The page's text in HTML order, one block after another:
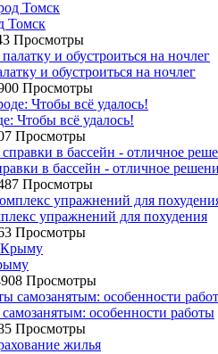
Томск
Просмотры
и обустроиться на ночлег
Просмотры
Чтобы всё удалось!
Просмотры
в бассейн - отличное
Просмотры
упражнений для похудения
Просмотры
Просмотры
особенности работы
Просмотры